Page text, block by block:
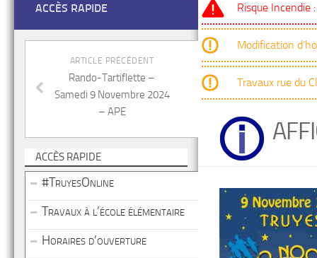
Risque Incendie
Modification
Travaux rue du
ACCÈS RAPIDE
ARTICLE PRÉCÉDENT
Rando-Tartiflette –
Samedi 9 Novembre 2024
– APE
ACCÈS RAPIDE
#TruyesOnline
Travaux à l’école élémentaire
Horaires d’ouverture